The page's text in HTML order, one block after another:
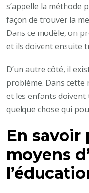
s’appelle la méthode
façon de trouver la
Dans ce modèle, on
et ils doivent ensuite
D’un autre côté, il
problème. Dans cette
et les enfants
quelque chose qui
En savoir
moyens